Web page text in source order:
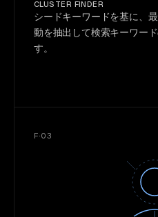
CLUSTER FINDER
シードキーワードを基に、
動を抽出して検索キーワー
す。
F·03